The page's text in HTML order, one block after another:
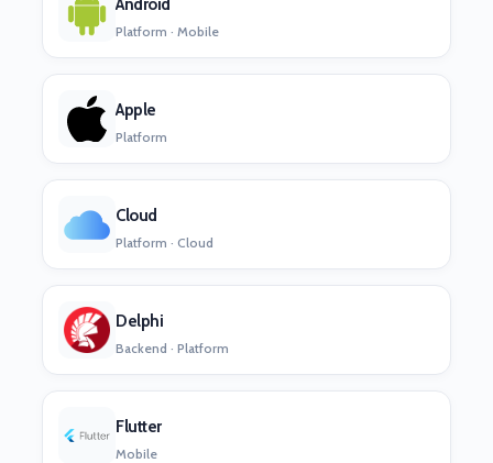
Android
Platform · Mobile
Apple
Platform
Cloud
Platform · Cloud
Delphi
Backend · Platform
Flutter
Mobile